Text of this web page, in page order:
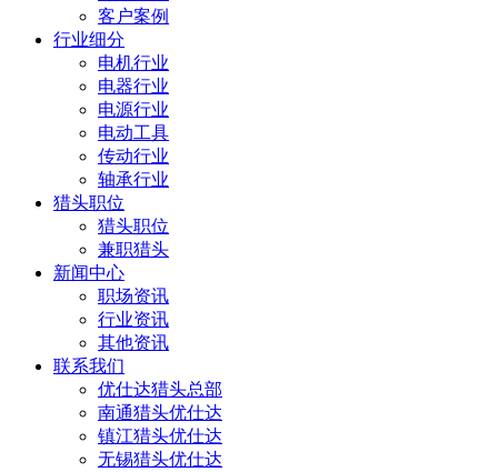
客户案例
行业细分
电机行业
电器行业
电源行业
电动工具
传动行业
轴承行业
猎头职位
猎头职位
兼职猎头
新闻中心
职场资讯
行业资讯
其他资讯
联系我们
优仕达猎头总部
南通猎头优仕达
镇江猎头优仕达
无锡猎头优仕达